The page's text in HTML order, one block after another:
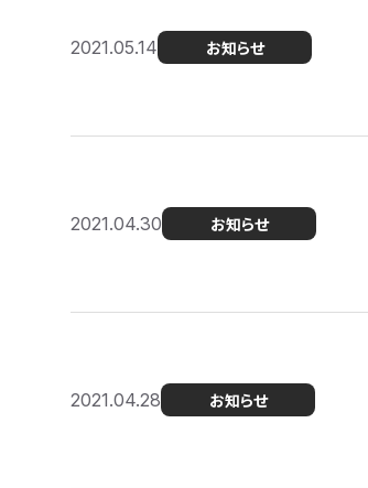
2021.05.14 お知らせ
2021.04.30 お知らせ
2021.04.28 お知らせ